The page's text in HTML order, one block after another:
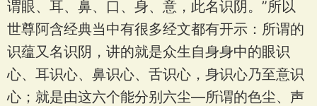
谓眼、耳、鼻、口、身、意，此名识阴。”所以
世尊阿含经典当中有很多经文都有开示：所谓的
识蕴又名识阴，讲的就是众生自身身中的眼识
心、耳识心、鼻识心、舌识心，身识心乃至意识
心；就是由这六个能分别六尘—所谓的色尘、声